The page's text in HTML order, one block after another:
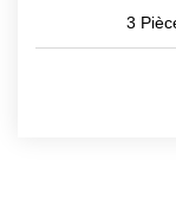
3